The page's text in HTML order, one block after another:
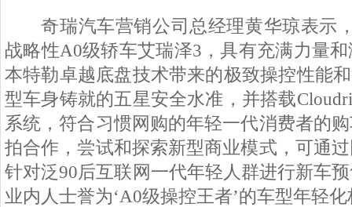
奇瑞汽车营销公司总经理黄华琼表示
战略性A0级轿车艾瑞泽3 ，具有充满力量
本特勒卓越底盘技术带来的极致操控性能和
型车身铸就的五星安全水准，并搭载
系统，符合习惯网购的年轻一代消费者的
拍合作，尝试和探索新型商业模式，可通
针对泛90后互联网一代年轻人群进行新车
业内人士誉为‘A0级操控王者’的车型年轻化